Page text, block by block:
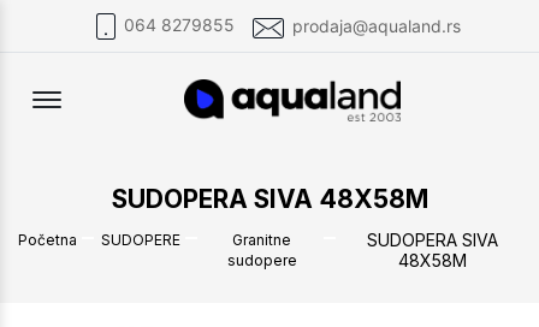
064 8279855 prodaja@aqualand.rs
Offcanvas Menu Open
SUDOPERA SIVA 48X58M
Početna SUDOPERE
Granitne
sudopere
SUDOPERA SIVA
48X58M